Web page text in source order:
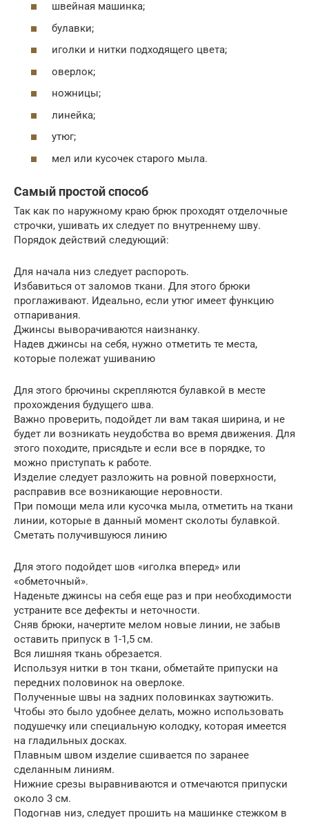
швейная машинка;
булавки;
иголки и нитки подходящего цвета;
оверлок;
ножницы;
линейка;
утюг;
мел или кусочек старого мыла.
Самый простой способ
Так как по наружному краю брюк проходят отделочные
строчки, ушивать их следует по внутреннему шву.
Порядок действий следующий:
Для начала низ следует распороть.
Избавиться от заломов ткани. Для этого брюки
проглаживают. Идеально, если утюг имеет функцию
отпаривания.
Джинсы выворачиваются наизнанку.
Надев джинсы на себя, нужно отметить те места,
которые полежат ушиванию
Для этого брючины скрепляются булавкой в месте
прохождения будущего шва.
Важно проверить, подойдет ли вам такая ширина, и не
будет ли возникать неудобства во время движения. Для
этого походите, присядьте и если все в порядке, то
можно приступать к работе.
Изделие следует разложить на ровной поверхности,
расправив все возникающие неровности.
При помощи мела или кусочка мыла, отметить на ткани
линии, которые в данный момент сколоты булавкой.
Сметать получившуюся линию
Для этого подойдет шов «иголка вперед» или
«обметочный».
Наденьте джинсы на себя еще раз и при необходимости
устраните все дефекты и неточности.
Сняв брюки, начертите мелом новые линии, не забыв
оставить припуск в 1-1,5 см.
Вся лишняя ткань обрезается.
Используя нитки в тон ткани, обметайте припуски на
передних половинок на оверлоке.
Полученные швы на задних половинках заутюжить.
Чтобы это было удобнее делать, можно использовать
подушечку или специальную колодку, которая имеется
на гладильных досках.
Плавным швом изделие сшивается по заранее
сделанным линиям.
Нижние срезы выравниваются и отмечаются припуски
около 3 см.
Подогнав низ, следует прошить на машинке стежком в